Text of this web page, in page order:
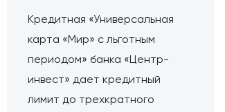
Кредитная «Универсальная
карта «Мир» с льготным
периодом» банка «Центр-
инвест» дает кредитный
лимит до трехкратного